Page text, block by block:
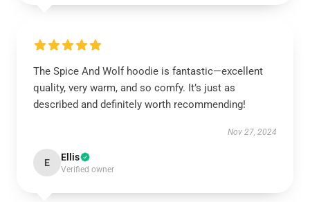
The Spice And Wolf hoodie is fantastic—excellent
quality, very warm, and so comfy. It’s just as
described and definitely worth recommending!
Nov 27, 2024
E Ellis
Verified owner